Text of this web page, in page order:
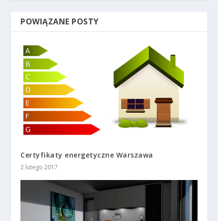
POWIĄZANE POSTY
Certyfikaty energetyczne Warszawa
2 lutego 2017